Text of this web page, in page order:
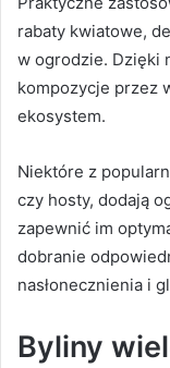
rabaty kwiatowe,
w ogrodzie. Dzięki
kompozycje przez
ekosystem.
Niektóre z
czy hosty, dodają
zapewnić im
dobranie
nasłonecznienia i
Byliny